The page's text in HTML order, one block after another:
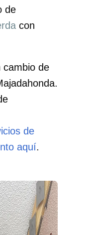
de
con
cambio de
de
aquí.